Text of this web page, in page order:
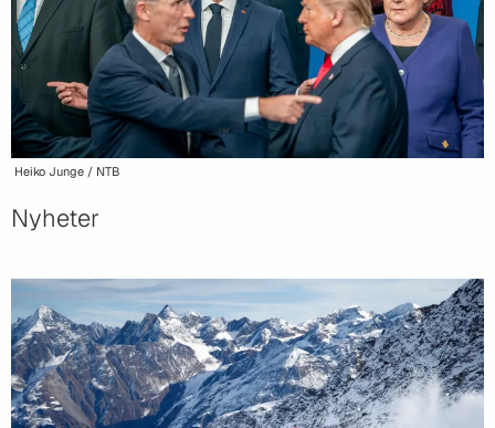
Heiko Junge / NTB
Nyheter